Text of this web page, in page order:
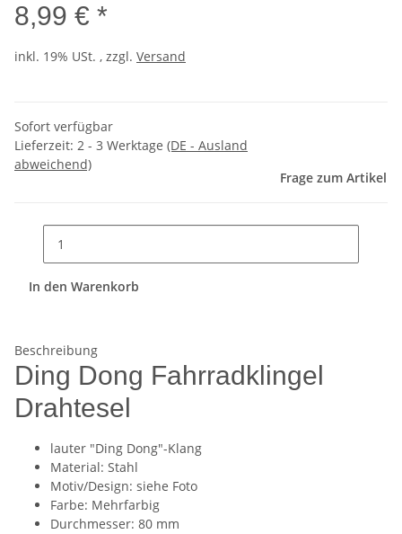
8,99 € *
inkl. 19% USt. , zzgl. Versand
Sofort verfügbar
Lieferzeit: 2 - 3 Werktage (DE - Ausland
abweichend)
Frage zum Artikel
In den Warenkorb
Beschreibung
Ding Dong Fahrradklingel
Drahtesel
lauter "Ding Dong"-Klang
Material: Stahl
Motiv/Design: siehe Foto
Farbe: Mehrfarbig
Durchmesser: 80 mm